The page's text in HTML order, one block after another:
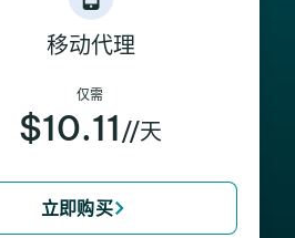
移动代理
仅需
$10.11 //天
立即购买